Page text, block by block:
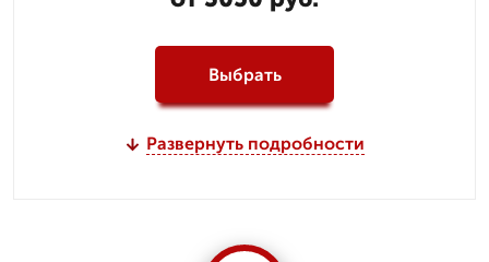
Выбрать
Развернуть подробности